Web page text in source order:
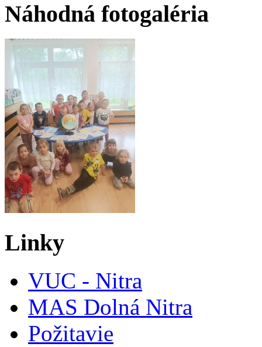
Náhodná fotogaléria
Linky
VUC - Nitra
MAS Dolná Nitra
Požitavie